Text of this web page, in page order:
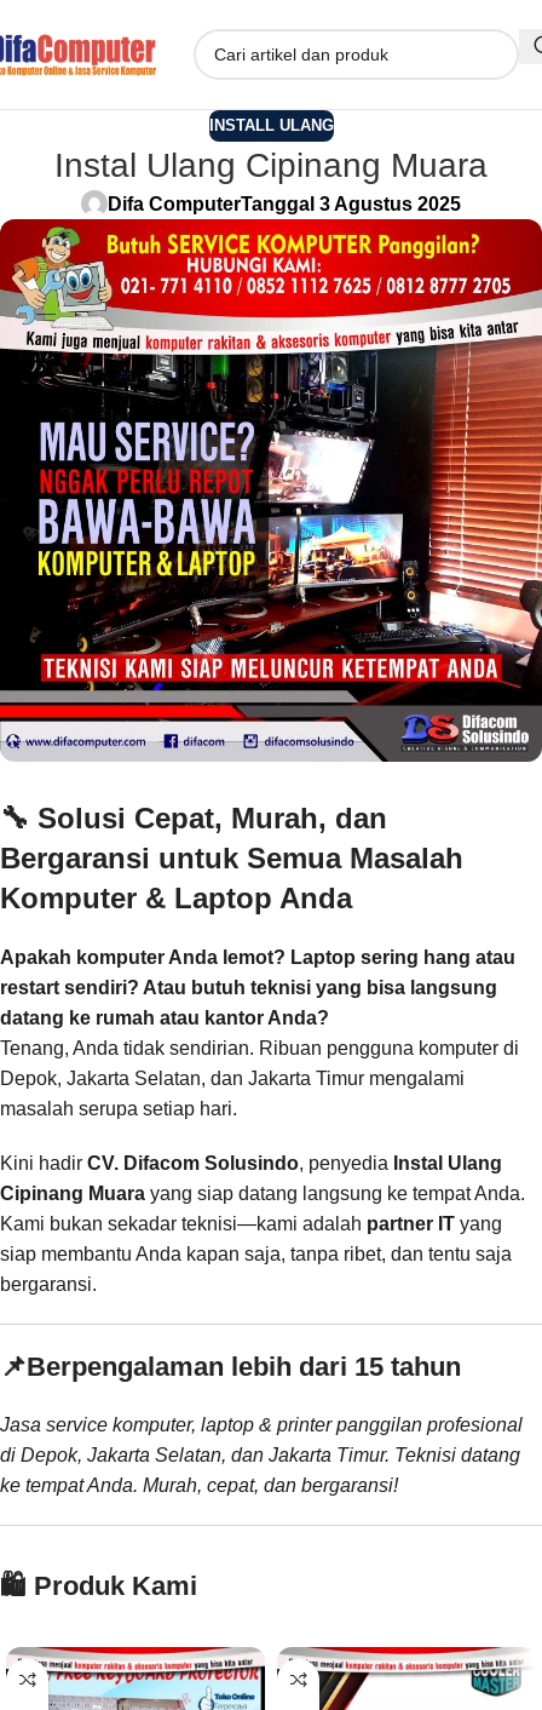
INSTALL ULANG
Instal Ulang Cipinang Muara
Difa ComputerTanggal 3 Agustus 2025
🔧 Solusi Cepat, Murah, dan
Bergaransi untuk Semua Masalah
Komputer & Laptop Anda
Apakah komputer Anda lemot? Laptop sering hang atau
restart sendiri? Atau butuh teknisi yang bisa langsung
datang ke rumah atau kantor Anda?
Tenang, Anda tidak sendirian. Ribuan pengguna komputer di
Depok, Jakarta Selatan, dan Jakarta Timur mengalami
masalah serupa setiap hari.
Kini hadir CV. Difacom Solusindo, penyedia Instal Ulang
Cipinang Muara yang siap datang langsung ke tempat Anda.
Kami bukan sekadar teknisi—kami adalah partner IT yang
siap membantu Anda kapan saja, tanpa ribet, dan tentu saja
bergaransi.
📌Berpengalaman lebih dari 15 tahun
Jasa service komputer, laptop & printer panggilan profesional
di Depok, Jakarta Selatan, dan Jakarta Timur. Teknisi datang
ke tempat Anda. Murah, cepat, dan bergaransi!
🛍️ Produk Kami